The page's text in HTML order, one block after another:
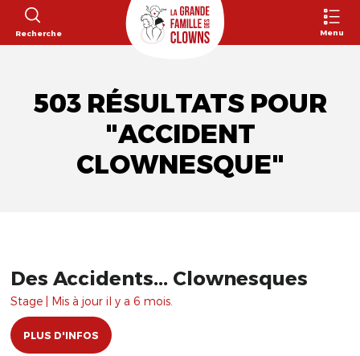
Recherche Menu
503 RÉSULTATS POUR
"ACCIDENT
CLOWNESQUE"
Des Accidents... Clownesques
Stage | Mis à jour il y a 6 mois.
PLUS D'INFOS